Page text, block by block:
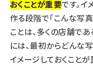
おくことが重要です。
作る段階で「こんな写
ことは、多くの店舗で
には、最初からどんな
イメージしておくことが